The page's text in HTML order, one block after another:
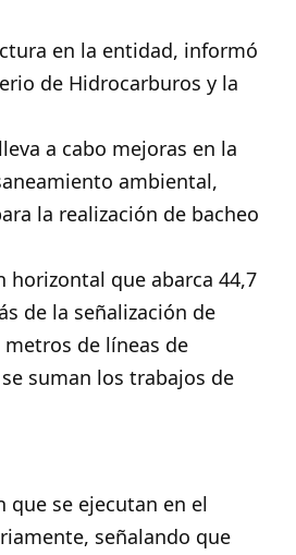
en la entidad, informó
de Hidrocarburos y la
a cabo mejoras en la
ambiental,
la realización de bacheo
horizontal que abarca 44,7
de la señalización de
de líneas de
suman los trabajos de
se ejecutan en el
señalando que